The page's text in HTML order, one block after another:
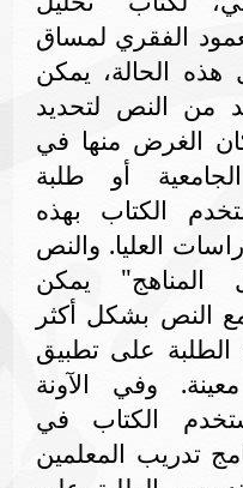
الفقري لمساق
الحالة، يمكن
من النص لتحديد
الغرض منها في
أو طلبة
الكتاب بهذه
العليا. والنص
المناهج" يمكن
النص بشكل أكثر
على تطبيق
وفي الآونة
الكتاب في
تدريب المعلمين